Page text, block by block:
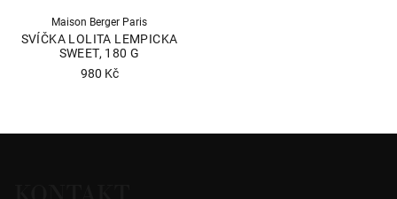
Maison Berger Paris
SVÍČKA LOLITA LEMPICKA
SWEET, 180 G
980 Kč